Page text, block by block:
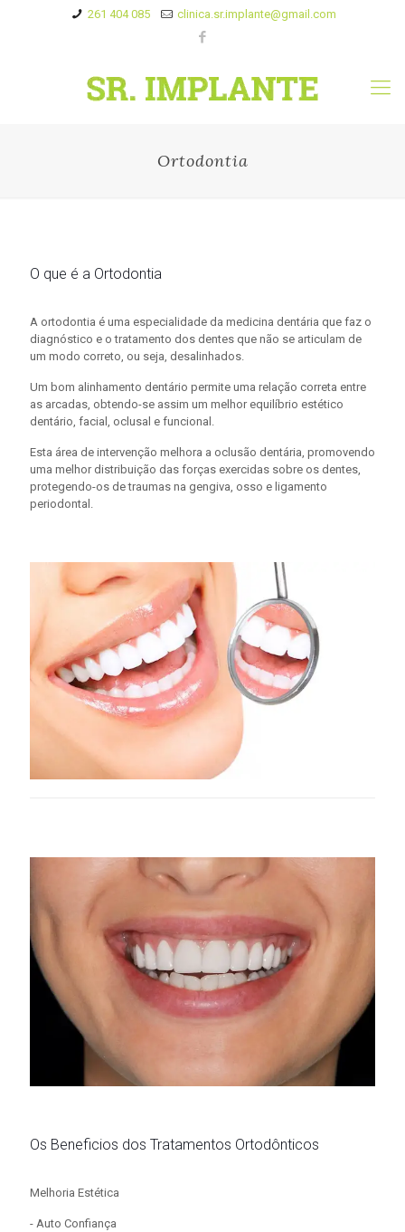
261 404 085 clinica.sr.implante@gmail.com
Ortodontia
O que é a Ortodontia
A ortodontia é uma especialidade da medicina dentária que faz o
diagnóstico e o tratamento dos dentes que não se articulam de
um modo correto, ou seja, desalinhados.
Um bom alinhamento dentário permite uma relação correta entre
as arcadas, obtendo-se assim um melhor equilíbrio estético
dentário, facial, oclusal e funcional.
Esta área de intervenção melhora a oclusão dentária, promovendo
uma melhor distribuição das forças exercidas sobre os dentes,
protegendo-os de traumas na gengiva, osso e ligamento
periodontal.
Os Beneficios dos Tratamentos Ortodônticos
Melhoria Estética
- Auto Confiança